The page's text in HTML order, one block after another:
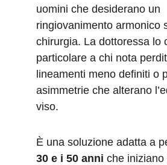
uomini che desiderano un
ringiovanimento armonico
chirurgia. La dottoressa lo
particolare a chi nota
lineamenti meno definiti o
asimmetrie che alterano
viso.
È una soluzione adatta a
30 e i 50 anni che iniziano